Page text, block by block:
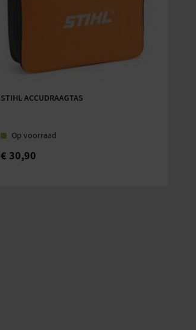
STIHL ACCUDRAAGTAS
Op voorraad
€ 30,90